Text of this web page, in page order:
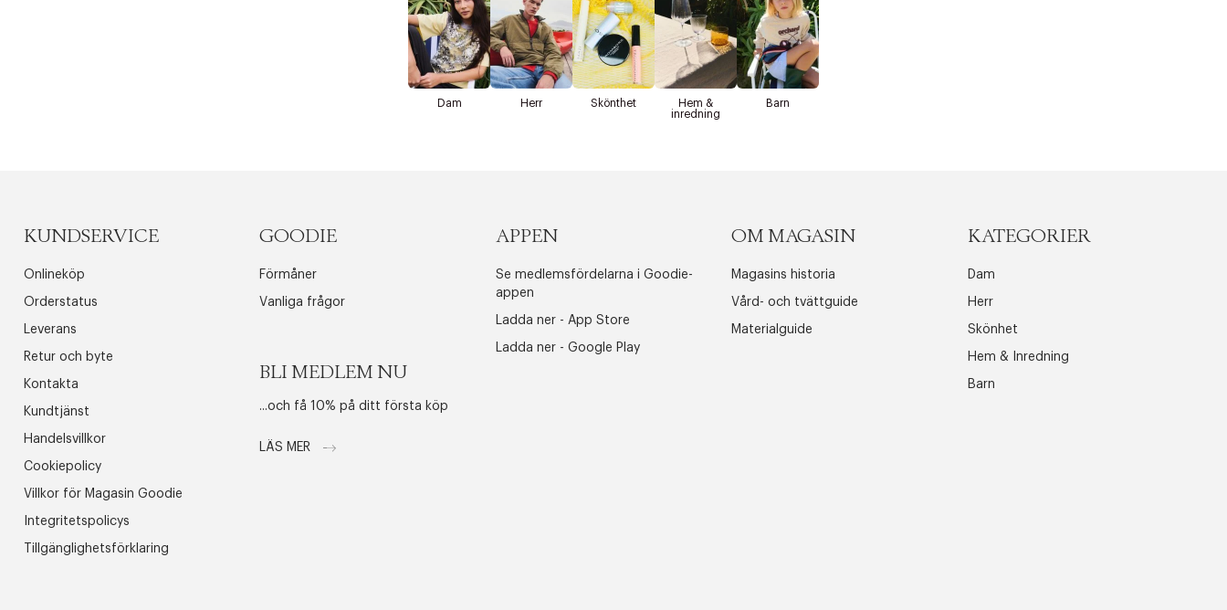
Dam Herr Skönthet
Hem &
inredning
Barn
KUNDSERVICE
Onlineköp
Orderstatus
Leverans
Retur och byte
Kontakta
Kundtjänst
Handelsvillkor
Cookiepolicy
Villkor för Magasin Goodie
Integritetspolicys
Tillgänglighetsförklaring
GOODIE
Förmåner
Vanliga frågor
BLI MEDLEM NU
...och få 10% på ditt första köp
LÄS MER
APPEN
Se medlemsfördelarna i Goodie-
appen
Ladda ner - App Store
Ladda ner - Google Play
OM MAGASIN
Magasins historia
Vård- och tvättguide
Materialguide
KATEGORIER
Dam
Herr
Skönhet
Hem & Inredning
Barn